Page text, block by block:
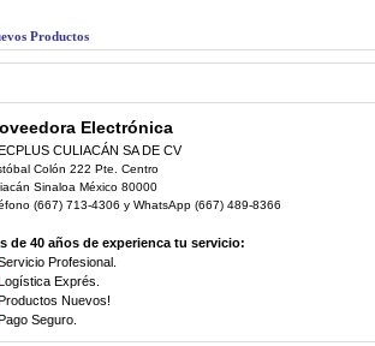
Productos
Electrónica
CULIACÁN SA DE CV
Colón 222 Pte. Centro
Sinaloa México 80000
(667) 713-4306 y WhatsApp (667) 489-8366
de 40 años de experienca tu servicio:
Profesional.
Exprés.
Nuevos!
Seguro.